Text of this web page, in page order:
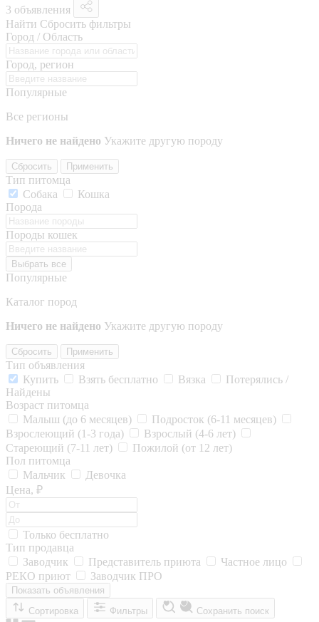
3 объявления
Найти Сбросить фильтры
Город / Область
Город, регион
Популярные
Все регионы
Ничего не найдено Укажите другую породу
Сбросить Применить
Тип питомца
Собака
Кошка
Порода
Породы кошек
Выбрать все
Популярные
Каталог пород
Ничего не найдено Укажите другую породу
Сбросить Применить
Тип объявления
Купить
Взять бесплатно Вязка
Потерялись /
Найдены
Возраст питомца
Малыш (до 6 месяцев)
Подросток (6-11 месяцев)
Взрослеющий (1-3 года)
Взрослый (4-6 лет)
Стареющий (7-11 лет)
Пожилой (от 12 лет)
Пол питомца
Мальчик
Девочка
Цена, ₽
Только бесплатно
Тип продавца
Заводчик
Представитель приюта
Частное лицо
РЕКО приют
Заводчик ПРО
Показать объявления
Сортировка
Фильтры Сохранить поиск